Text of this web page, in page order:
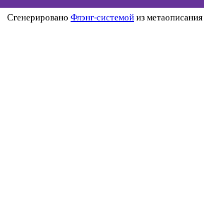
Сгенерировано Флэнг-системой из